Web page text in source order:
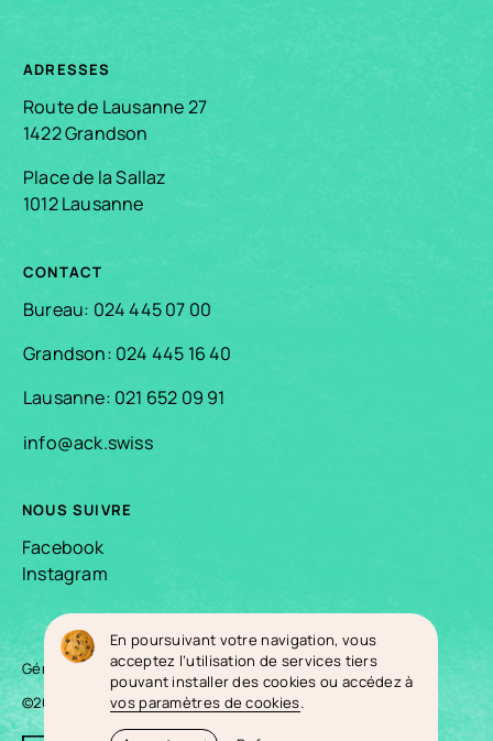
ADRESSES
Route de Lausanne 27
1422 Grandson
Place de la Sallaz
1012 Lausanne
CONTACT
Bureau: 024 445 07 00
Grandson: 024 445 16 40
Lausanne: 021 652 09 91
info@ack.swiss
NOUS SUIVRE
Facebook
Instagram
©2026 Tous droits réservés
Gérer les cookies Politique de confidentialité
En poursuivant votre navigation, vous
acceptez l’utilisation de services tiers
pouvant installer des cookies ou accédez à
vos paramètres de cookies.